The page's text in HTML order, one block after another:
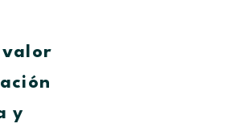
valor
y